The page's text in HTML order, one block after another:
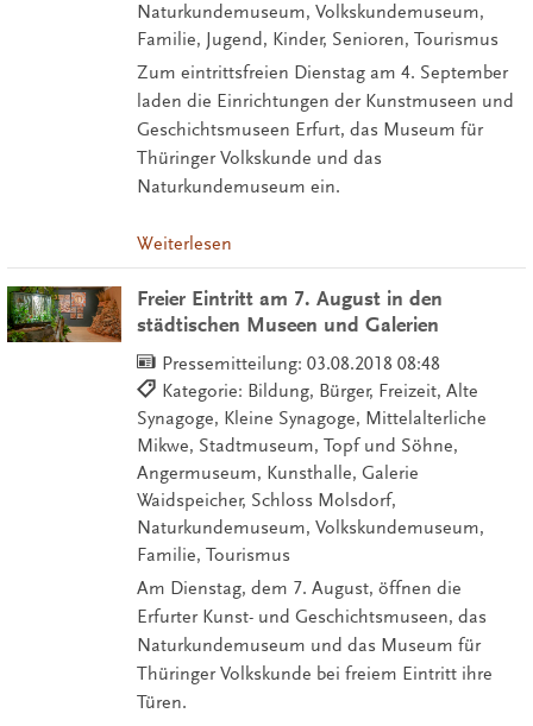
Naturkundemuseum, Volkskundemuseum,
Familie, Jugend, Kinder, Senioren, Tourismus
Zum eintrittsfreien Dienstag am 4. September
laden die Einrichtungen der Kunstmuseen und
Geschichtsmuseen Erfurt, das Museum für
Thüringer Volkskunde und das
Naturkundemuseum ein.
Weiterlesen
Freier Eintritt am 7. August in den
städtischen Museen und Galerien
Pressemitteilung: 03.08.2018 08:48
Kategorie: Bildung, Bürger, Freizeit, Alte
Synagoge, Kleine Synagoge, Mittelalterliche
Mikwe, Stadtmuseum, Topf und Söhne,
Angermuseum, Kunsthalle, Galerie
Waidspeicher, Schloss Molsdorf,
Naturkundemuseum, Volkskundemuseum,
Familie, Tourismus
Am Dienstag, dem 7. August, öffnen die
Erfurter Kunst- und Geschichtsmuseen, das
Naturkundemuseum und das Museum für
Thüringer Volkskunde bei freiem Eintritt ihre
Türen.